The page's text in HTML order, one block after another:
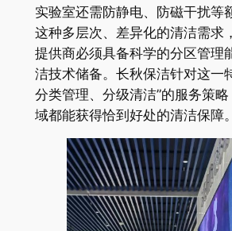
实验室还需防静电、防磁干扰等
这种多层次、差异化的清洁需求
提供商必须具备科学的分区管理
洁技术储备。长秋保洁针对这一
分类管理、分级清洁”的服务策
域都能获得恰到好处的清洁保障。